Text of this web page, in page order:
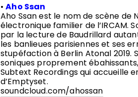
•Aho Ssan
Aho Ssan est le nom de scène de
électronique familier de l’IRCAM.
par la lecture de Baudrillard
les banlieues parisiennes et ses
stupéfaction à Berlin Atonal 2019.
soniques proprement
Subtext Recordings qui accueille
d’Emptyset.
soundcloud.com/ahossan